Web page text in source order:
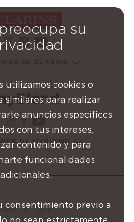
instagram Grupo Clarins
youtube Grupo
instagram Grupo Clarins
facebook Grupo
youtube Grupo
DE MYBLEND
DEL SITIO
su
utilizamos cookies o
similares para realizar
anuncios específicos
con tus intereses,
contenido y para
funcionalidades
adicionales.
consentimiento previo a
no sean estrictamente